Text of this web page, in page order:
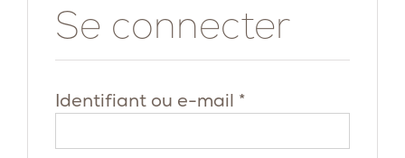
Se connecter
Identifiant ou e-mail *